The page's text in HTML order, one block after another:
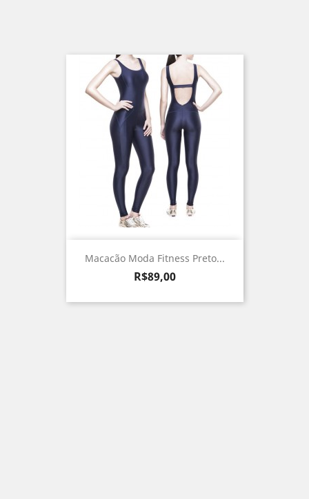
Macacão Moda Fitness Preto...
Preço
R$89,00